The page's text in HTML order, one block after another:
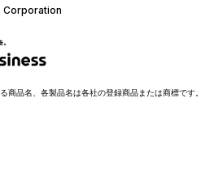
商品名、各製品名は各社の登録商品または商標です。